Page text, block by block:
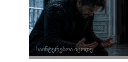
საინტერესოა იცოდე